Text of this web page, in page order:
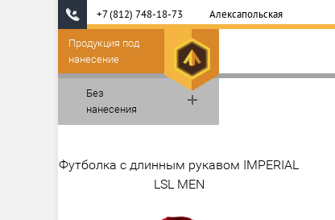
+7 (812) 748-18-73 Алексапольская
Продукция под
нанесение
Без
нанесения
Футболка с длинным рукавом IMPERIAL
LSL MEN